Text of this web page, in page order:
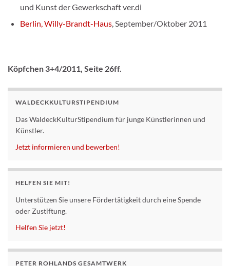
und Kunst der Gewerkschaft ver.di
Berlin, Willy-Brandt-Haus, September/Oktober 2011
Köpfchen 3+4/2011, Seite 26ff.
WALDECKKULTURSTIPENDIUM
Das WaldeckKulturStipendium für junge Künstlerinnen und
Künstler.
Jetzt informieren und bewerben!
HELFEN SIE MIT!
Unterstützen Sie unsere Fördertätigkeit durch eine Spende
oder Zustiftung.
Helfen Sie jetzt!
PETER ROHLANDS GESAMTWERK